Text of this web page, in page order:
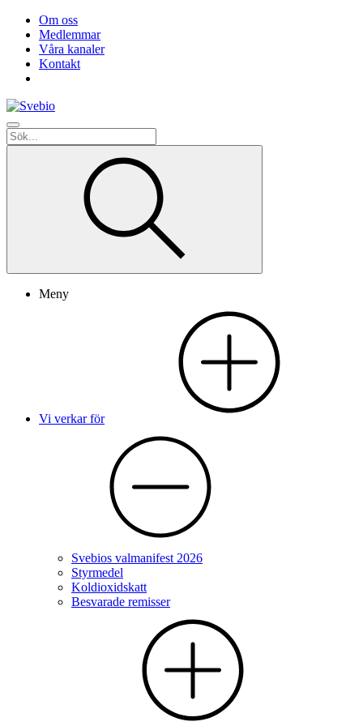
Om oss
Medlemmar
Våra kanaler
Kontakt
Meny
Vi verkar för
Svebios valmanifest 2026
Styrmedel
Koldioxidskatt
Besvarade remisser